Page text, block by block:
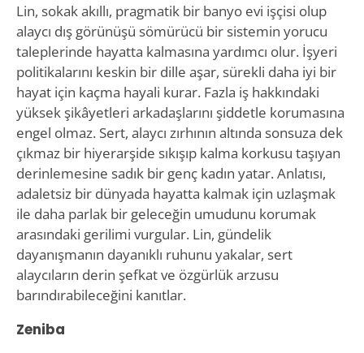
Lin, sokak akıllı, pragmatik bir banyo evi işçisi olup
alaycı dış görünüşü sömürücü bir sistemin yorucu
taleplerinde hayatta kalmasına yardımcı olur. İşyeri
politikalarını keskin bir dille aşar, sürekli daha iyi bir
hayat için kaçma hayali kurar. Fazla iş hakkındaki
yüksek şikâyetleri arkadaşlarını şiddetle korumasına
engel olmaz. Sert, alaycı zırhının altında sonsuza dek
çıkmaz bir hiyerarşide sıkışıp kalma korkusu taşıyan
derinlemesine sadık bir genç kadın yatar. Anlatısı,
adaletsiz bir dünyada hayatta kalmak için uzlaşmak
ile daha parlak bir geleceğin umudunu korumak
arasındaki gerilimi vurgular. Lin, gündelik
dayanışmanın dayanıklı ruhunu yakalar, sert
alaycıların derin şefkat ve özgürlük arzusu
barındırabileceğini kanıtlar.
Zeniba